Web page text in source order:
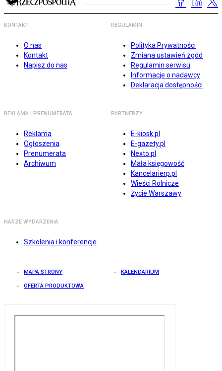
KONTAKT
O nas
Kontakt
Napisz do nas
REGULAMIN
Polityka Prywatności
Zmiana ustawień zgód
Regulamin serwisu
Informacje o nadawcy
Deklaracja dostępności
REKLAMA I PRENUMERATA
Reklama
Ogłoszenia
Prenumerata
Archiwum
PARTNERZY
E-kiosk.pl
E-gazety.pl
Nexto.pl
Mała księgowość
Kancelarierp.pl
Wieści Rolnicze
Życie Warszawy
NASZE WYDARZENIA
Szkolenia i konferencje
MAPA STRONY KALENDARIUM
OFERTA PRODUKTOWA